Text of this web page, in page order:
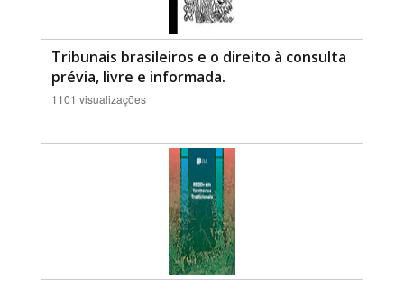
Tribunais brasileiros e o direito à consulta
prévia, livre e informada.
1101 visualizações